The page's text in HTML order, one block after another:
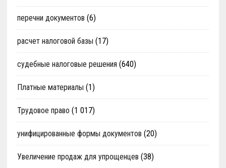
перечни документов (6)
расчет налоговой базы (17)
судебные налоговые решения (640)
Платные материалы (1)
Трудовое право (1 017)
унифицированные формы документов (20)
Увеличение продаж для упрощенцев (38)